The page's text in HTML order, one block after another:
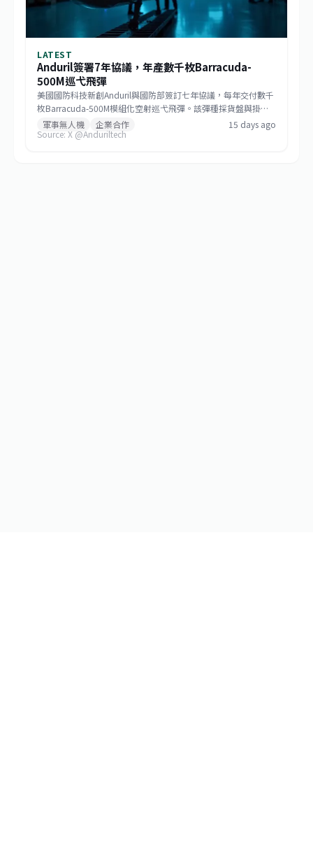
LATEST
Anduril簽署7年協議，年產數千枚Barracuda-
500M巡弋飛彈
美國國防科技新創Anduril與國防部簽訂七年協議，每年交付數千
枚Barracuda-500M模組化空射巡弋飛彈。該彈種採貨盤與掛架
雙模發射，符合低成本大量生產哲學，未來將成為美國與盟邦的
關鍵防區外打擊資產，也標誌非傳統國防供應商正式跨入大規模
軍事無人機 企業合作
15 days ago
Source: X @Anduriltech